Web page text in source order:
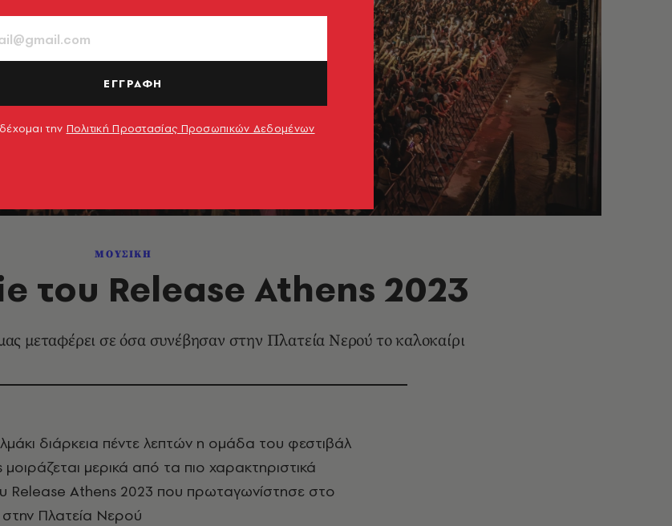
ΜΟΥΣΙΚΗ
του Release Athens 2023
μεταφέρει σε όσα συνέβησαν στην Πλατεία Νερού το καλοκαίρι
διάρκεια πέντε λεπτών η ομάδα του φεστιβάλ
μοιράζεται μερικά από τα πιο χαρακτηριστικά
Release Athens 2023 που πρωταγωνίστησε στο
στην Πλατεία Νερού
ΕΓΓΡΑΦΗ
την Πολιτική Προστασίας Προσωπικών Δεδομένων